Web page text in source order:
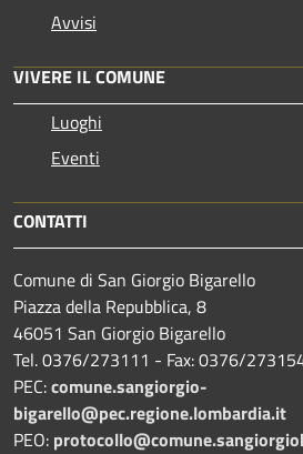
Avvisi
VIVERE IL COMUNE
Luoghi
Eventi
CONTATTI
Comune di San Giorgio Bigarello
Piazza della Repubblica, 8
46051 San Giorgio Bigarello
Tel. 0376/273111 - Fax: 0376/
PEC:comune.sangiorgio-
bigarello@pec.regione.lombardia.it
PEO: